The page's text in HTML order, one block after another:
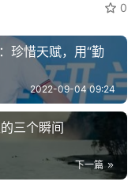
0
珍惜天赋，用“勤
2022-09-04 09:24
三个瞬间
下一篇